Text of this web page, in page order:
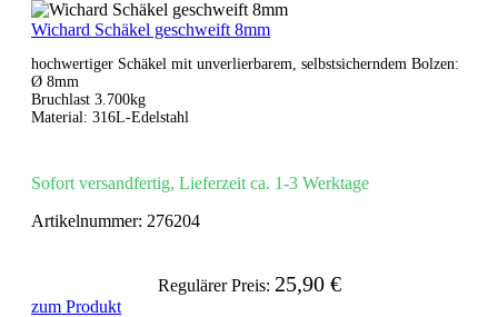
Wichard Schäkel geschweift 8mm
hochwertiger Schäkel mit unverlierbarem, selbstsicherndem Bolzen:
Ø 8mm
Bruchlast 3.700kg
Material: 316L-Edelstahl
Sofort versandfertig, Lieferzeit ca. 1-3 Werktage
Artikelnummer: 276204
Regulärer Preis: 25,90 €
zum Produkt